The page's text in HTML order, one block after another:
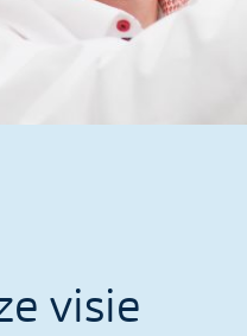
visie